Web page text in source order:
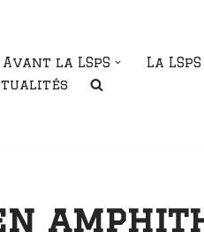
Avant la LSpS La LSpS